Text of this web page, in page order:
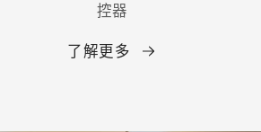
控器
了解更多